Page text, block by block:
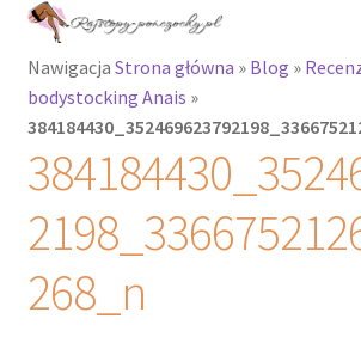
Przejdź
nawigacji
Przejdź
treści
Rajstopy
Rozwiń
menu
potomne
zakolanówki
Podkolanówki i
Nawigacja Strona główna » Blog »
bodystocking Anais »
268_n